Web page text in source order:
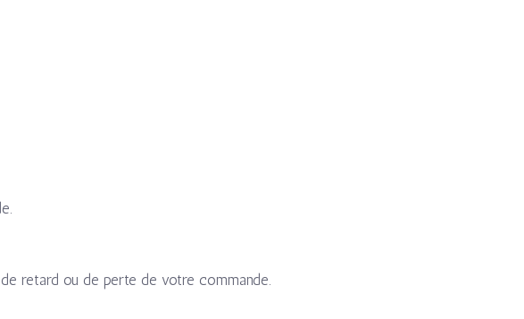
retard ou de perte de votre commande.